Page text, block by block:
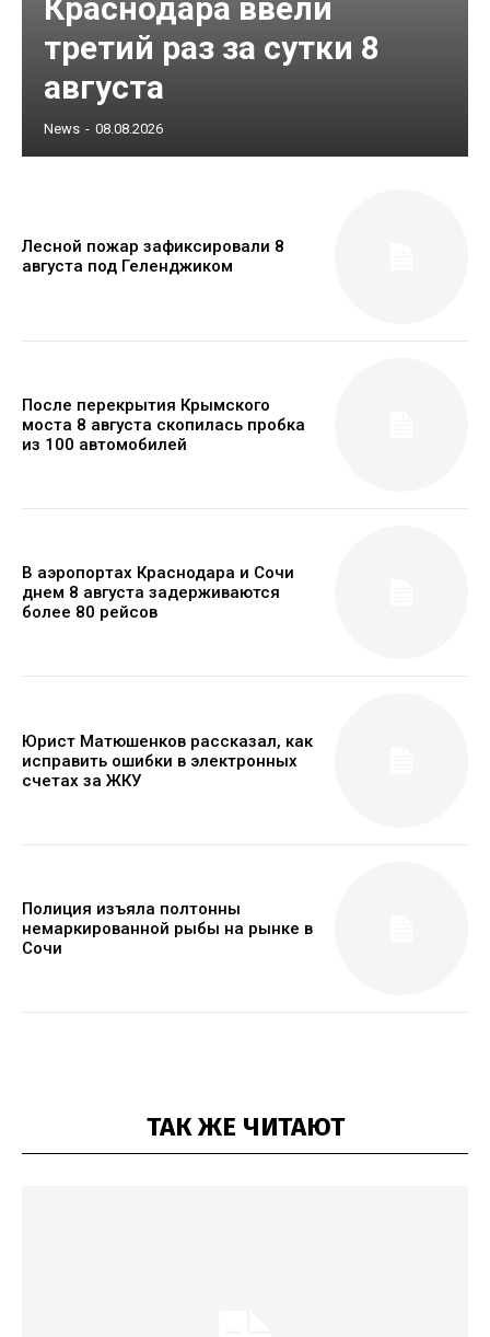
Краснодара ввели
третий раз за сутки 8
августа
News - 08.08.2026
Лесной пожар зафиксировали 8
августа под Геленджиком
После перекрытия Крымского
моста 8 августа скопилась пробка
из 100 автомобилей
В аэропортах Краснодара и Сочи
днем 8 августа задерживаются
более 80 рейсов
Юрист Матюшенков рассказал, как
исправить ошибки в электронных
счетах за ЖКУ
Полиция изъяла полтонны
немаркированной рыбы на рынке в
Сочи
ТАК ЖЕ ЧИТАЮТ